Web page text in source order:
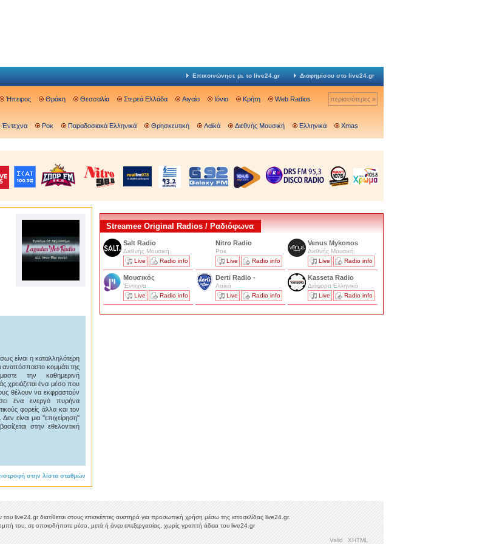
Επικοινώνησε με το live24.gr Διαφημίσου στο live24.gr
Ήπειρος Θράκη Θεσσαλία Στερεά Ελλάδα Αιγαίο Ιόνιο Κρήτη Web Radios περισσότερες »
Έντεχνα Ροκ Παραδοσιακά Ελληνικά Θρησκευτική Λαϊκά Διεθνής Μουσική Ελληνικά Xmas
είναι η καταλληλότερη
αναπόσπαστο κομμάτι της
την καθημερινή
χρειάζεται ένα μέσο που
θέλουν να εκφραστούν
ένα ενεργό πυρήνα
φορείς άλλα και τον
είναι μια ''επιχείρηση''
στην εθελοντική
στην λίστα σταθμών
Streamee Original Radios / Ραδιόφωνα
Salt Radio
Διεθνής Μουσική
Live
Radio info
Nitro Radio
Ροκ
Live
Radio info
Venus Mykonos
Διεθνής Μουσική
Live
Radio info
Μουσικός
'Εντεχνα
Live
Radio info
Derti Radio -
Λαϊκά
Live
Radio info
Kasseta Radio
Διάφορα Ελληνικά
Live
Radio info
live24.gr διατίθεται στους επισκέπτες αυστηρά για προσωπική χρήση μέσω της ιστοσελίδας live24.gr.
του, σε οποιοδήποτε μέσο, μετά ή άνευ επεξεργασίας, χωρίς γραπτή άδεια του live24.gr
Valid XHTML